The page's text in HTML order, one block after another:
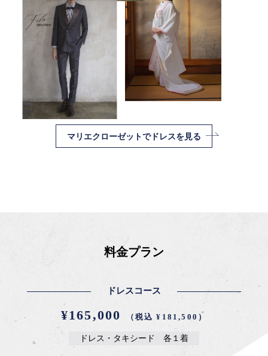
マリエクローゼットでドレスを見る
料金プラン
ドレスコース
¥165,000 （税込 ¥181,500）
ドレス・タキシード 各１着